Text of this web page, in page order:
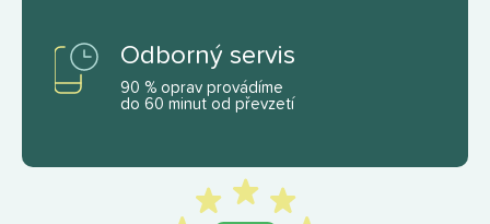
Odborný servis
90 % oprav provádíme
do 60 minut od převzetí